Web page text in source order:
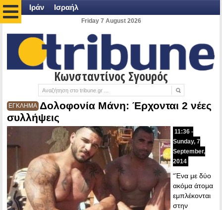
Ιράν Ισραήλ
Friday 7 August 2026
Κωνσταντίνος Σγουρός
ΕΓΚΛΗΜΑ Δολοφονία Μάνη: Έρχονται 2 νέες
συλλήψεις
11:36 -
Sunday, 7
September,
2014
“Ένα με δύο
ακόμα άτομα
εμπλέκονται
στην